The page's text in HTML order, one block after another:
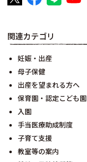
関連カテゴリ
妊娠・出産
母子保健
出産を望まれる方へ
保育園・認定こども
入園
手当医療助成制度
子育て支援
教室等の案内